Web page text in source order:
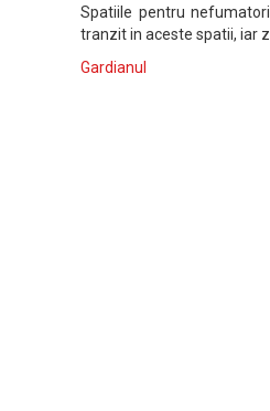
Spatiile pentru
tranzit in aceste spatii, iar
Gardianul